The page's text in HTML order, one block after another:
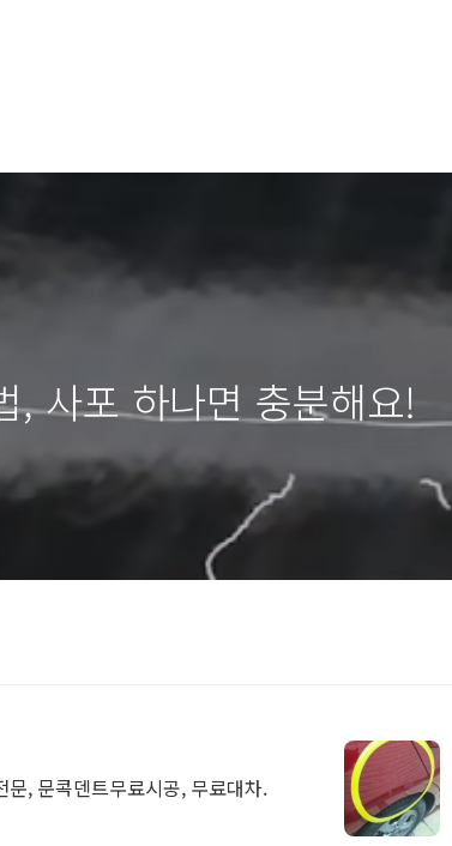
, 사포 하나면 충분해요!
, 문콕덴트무료시공, 무료대차.